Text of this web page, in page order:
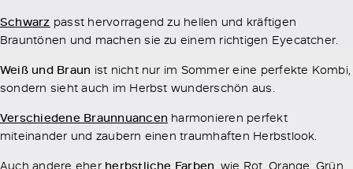
Schwarz passt hervorragend zu hellen und kräftigen
Brauntönen und machen sie zu einem richtigen Eyecatcher.
Weiß und Braun ist nicht nur im Sommer eine perfekte Kombi,
sondern sieht auch im Herbst wunderschön aus.
Verschiedene Braunnuancen harmonieren perfekt
miteinander und zaubern einen traumhaften Herbstlook.
Auch andere eher herbstliche Farben , wie Rot, Orange, Grün,